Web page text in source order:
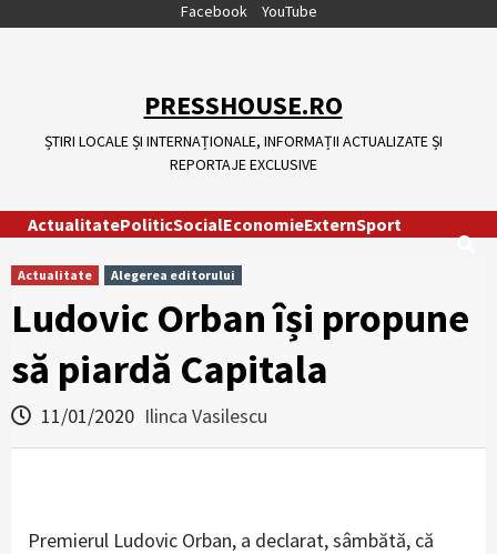
Facebook YouTube
PRESSHOUSE.RO
ȘTIRI LOCALE ȘI INTERNAȚIONALE, INFORMAȚII ACTUALIZATE ȘI
REPORTAJE EXCLUSIVE
ActualitatePoliticSocialEconomieExternSport
Actualitate Alegerea editorului
Ludovic Orban își propune
să piardă Capitala
11/01/2020 Ilinca Vasilescu
Premierul Ludovic Orban, a declarat, sâmbătă, că